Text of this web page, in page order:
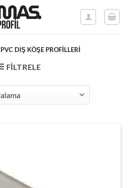
PVC DIŞ KÖŞE PROFILLERI
FILTRELE